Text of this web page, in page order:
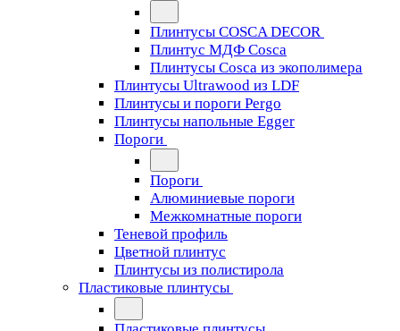
Плинтусы COSCA DECOR
Плинтус МДФ Cosca
Плинтусы Cosca из экополимера
Плинтусы Ultrawood из LDF
Плинтусы и пороги Pergo
Плинтусы напольные Egger
Пороги
Пороги
Алюминиевые пороги
Межкомнатные пороги
Теневой профиль
Цветной плинтус
Плинтусы из полистирола
Пластиковые плинтусы